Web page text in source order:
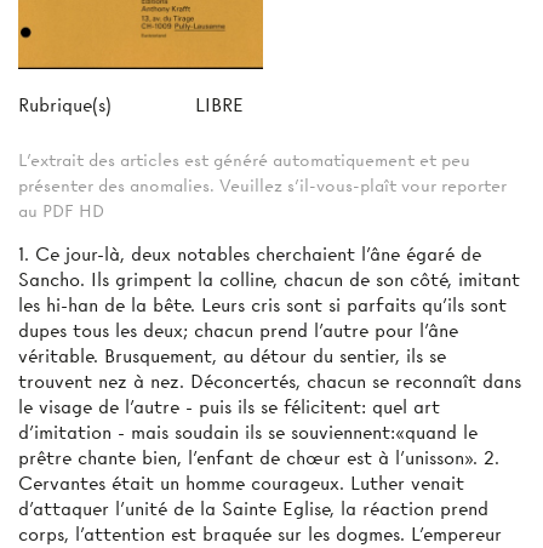
Rubrique(s) LIBRE
L'extrait des articles est généré automatiquement et peu
présenter des anomalies. Veuillez s'il-vous-plaît vour reporter
au PDF HD
1. Ce jour-là, deux notables cherchaient l'âne égaré de
Sancho. Ils grimpent la colline, chacun de son côté, imitant
les hi-han de la bête. Leurs cris sont si parfaits qu'ils sont
dupes tous les deux; chacun prend l'autre pour l'âne
véritable. Brusquement, au détour du sentier, ils se
trouvent nez à nez. Déconcertés, chacun se reconnaît dans
le visage de l'autre - puis ils se félicitent: quel art
d'imitation - mais soudain ils se souviennent:«quand le
prêtre chante bien, l'enfant de chœur est à l'unisson». 2.
Cervantes était un homme courageux. Luther venait
d'attaquer l’unité de la Sainte Eglise, la réaction prend
corps, l'attention est braquée sur les dogmes. L'empereur